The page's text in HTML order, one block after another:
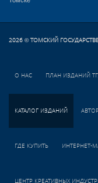
2026 © ТОМСКИЙ
О НАС ПЛАН ИЗДАНИЙ
КАТАЛОГ ИЗДАНИЙ
ГДЕ КУПИТЬ ИНТЕРНЕТ-
ЦЕНТР КРЕАТИВНЫХ